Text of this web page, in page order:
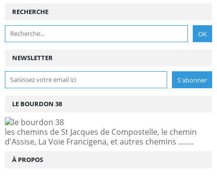
NEWSLETTER
RECHERCHE
LE BOURDON 38
les chemins de St Jacques de Compostelle, le chemin
d'Assise, La Voie Francigena, et autres chemins ........
À PROPOS